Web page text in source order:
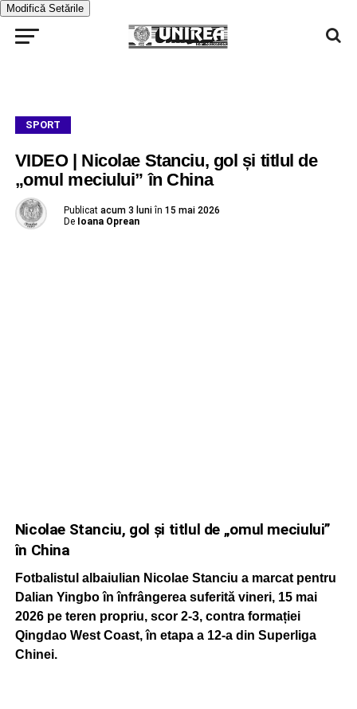
Modifică Setările
SPORT
VIDEO | Nicolae Stanciu, gol și titlul de
„omul meciului” în China
Publicat acum 3 luni în 15 mai 2026
De Ioana Oprean
Nicolae Stanciu, gol și titlul de „omul meciului”
în China
Fotbalistul albaiulian Nicolae Stanciu a marcat pentru
Dalian Yingboîn înfrângerea suferită vineri, 15 mai
2026 pe teren propriu, scor 2-3, contra formației
Qingdao West Coast, în etapa a 12-a din Superliga
Chinei.